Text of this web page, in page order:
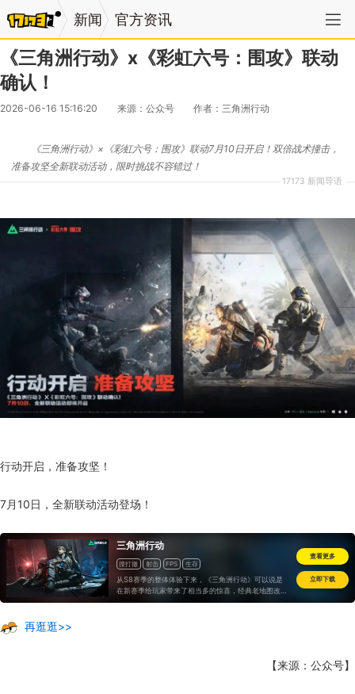
新闻 官方资讯
《三角洲行动》x《彩虹六号：围攻》联动
确认！
2026-06-16 15:16:20 来源：公众号 作者：三角洲行动
17173 新闻导语
《三角洲行动》×《彩虹六号：围攻》联动7月10日开启！双倍战术撞击，
准备攻坚全新联动活动，限时挑战不容错过！
行动开启，准备攻坚！
7月10日，全新联动活动登场！
三角洲行动
搜打撤 射击 FPS 生存
从S8赛季的整体体验下来，《三角洲行动》可以说是
在新赛季给玩家带来了相当多的惊喜，经典老地图改版
能让玩家体验到诸多的新意和打法的延伸，新干员的出
查看更多
立即下载
再逛逛>>
【来源：公众号】